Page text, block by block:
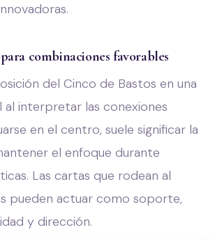
combinaciones favorables
del Cinco de Bastos en una
al interpretar las conexiones
en el centro, suele significar la
el enfoque durante
Las cartas que rodean al
pueden actuar como soporte,
y dirección.